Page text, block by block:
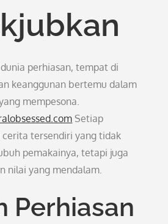
perhiasan, tempat di
keanggunan bertemu dalam
mempesona.
Setiap
tersendiri yang tidak
pemakainya, tetapi juga
nilai yang mendalam.
Perhiasan